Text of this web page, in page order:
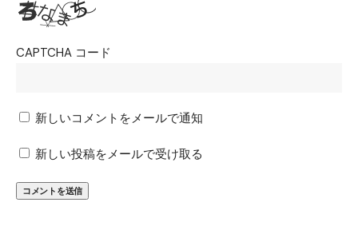
CAPTCHA コード
新しいコメントをメールで通知
新しい投稿をメールで受け取る